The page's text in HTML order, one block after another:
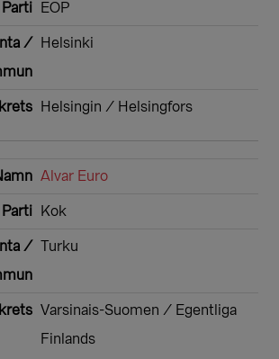
EOP
Helsinki
Helsingin / Helsingfors
Alvar Euro
Kok
Turku
Varsinais-Suomen / Egentliga
Finlands